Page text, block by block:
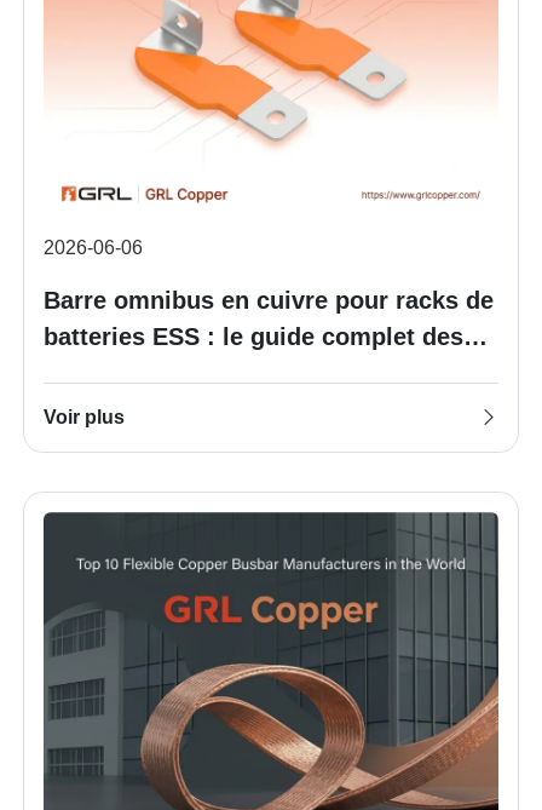
2026-06-06
Barre omnibus en cuivre pour racks de
batteries ESS : le guide complet des
l'approvisionnement
Voir plus